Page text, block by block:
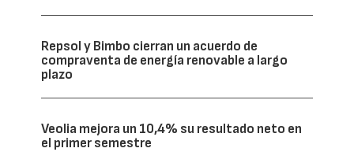
Repsol y Bimbo cierran un acuerdo de
compraventa de energía renovable a largo
plazo
Veolia mejora un 10,4% su resultado neto en
el primer semestre